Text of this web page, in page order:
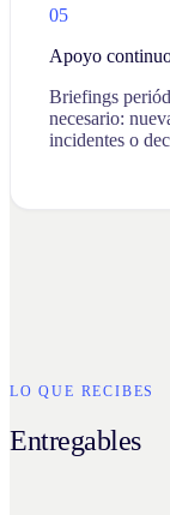
05
Apoyo
Briefings
necesario:
incidentes o
LO QUE RECIBES
Entregables